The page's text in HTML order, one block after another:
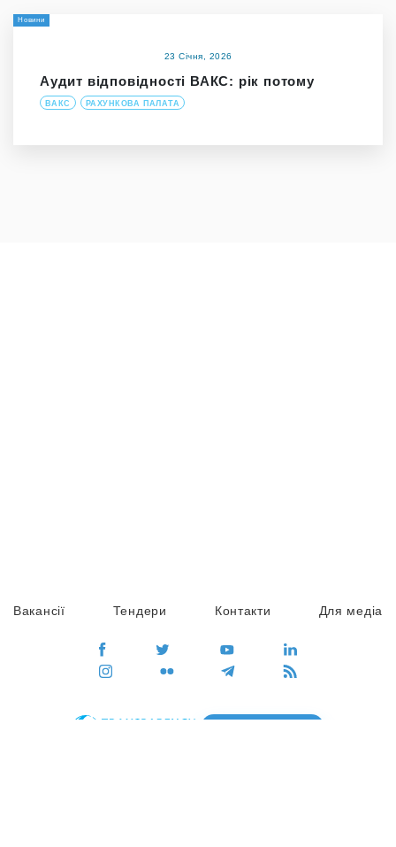
Новини
23 Січня, 2026
Аудит відповідності ВАКС: рік потому
ВАКС РАХУНКОВА ПАЛАТА
Вакансії Тендери Контакти Для медіа